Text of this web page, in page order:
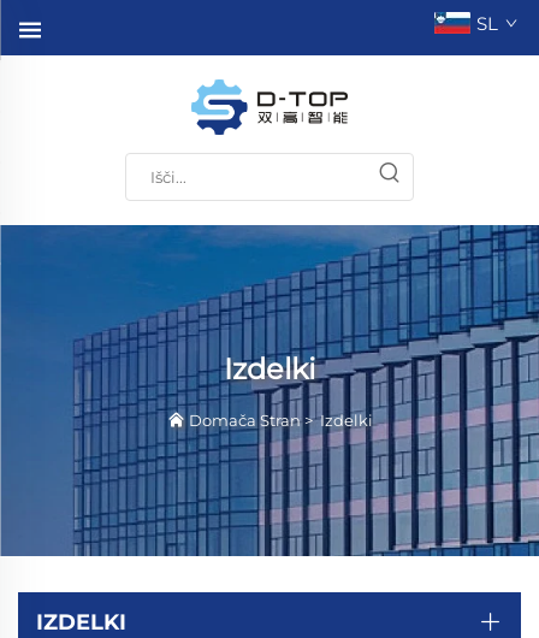
SL
Izdelki
Domača Stran>Izdelki
IZDELKI